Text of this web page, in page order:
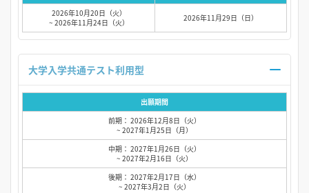
2026年10月20日（火）
~ 2026年11月24日（火）
2026年11月29日（日）
出願期間
前期： 2026年12月8日（火）
~ 2027年1月25日（月）
中期： 2027年1月26日（火）
~ 2027年2月16日（火）
後期： 2027年2月17日（水）
~ 2027年3月2日（火）